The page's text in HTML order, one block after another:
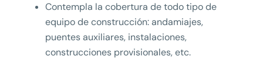
Contempla la cobertura de todo tipo de
equipo de construcción: andamiajes,
puentes auxiliares, instalaciones,
construcciones provisionales, etc.